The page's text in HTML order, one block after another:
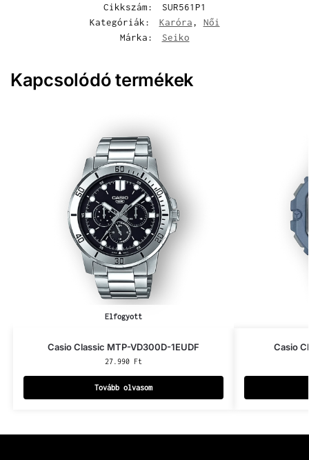
Cikkszám:
SUR561P1
Kategóriák:
Karóra, Női
Márka:
Seiko
Kapcsolódó termékek
Elfogyott
Casio Classic MTP-VD300D-1EUDF
27.990 Ft
Tovább olvasom
Casio